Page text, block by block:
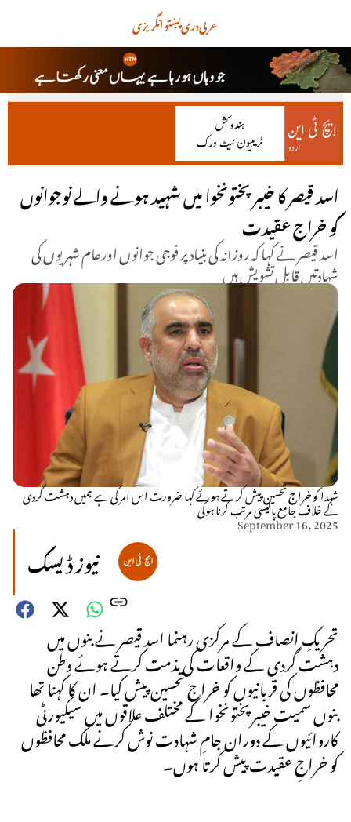
انگریزیپښتودریعربی
اسد قیصر کا خیبرپختونخوا میں شہید ہونے والے نوجوانوں
کو خراج عقیدت
اسد قیصر نے کہا کہ روزانہ کی بنیاد پر فوجی جوانوں اورعام شہریوں کی
شہادتیں قابلِ تشویش ہیں
شہدا کو خراج تحسین پیش کرتے ہوئے کہا ضرورت اس امر کی ہے ہمیں دہشت گردی
کے خلاف جامع پالیسی مرتب کرنا ہوگی
September 16, 2025
نیوز ڈیسک
تحریکِ انصاف کے مرکزی رہنما اسد قیصر نے بنوں میں
دہشت گردی کے واقعات کی مذمت کرتے ہوئے وطن
محافظوں کی قربانیوں کو خراجِ تحسین پیش کیا۔ ان کا کہنا تھا
بنوں سمیت خیبرپختونخوا کے مختلف علاقوں میں سیکیورٹی
کاروائیوں کے دوران جامِ شہادت نوش کرنے ملک محافظوں
کو خراجِ عقیدت پیش کرتا ہوں۔